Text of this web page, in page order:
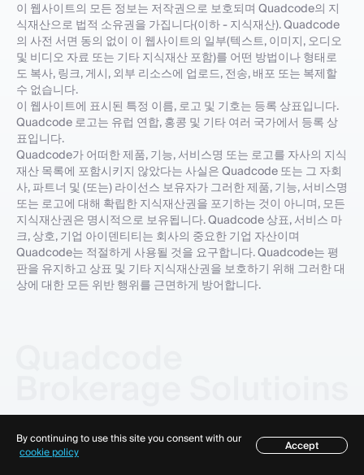
목차
이 웹사이트의 모든 정보는 저작권으로 보호되며 Quadcode의 지
식재산으로 법적 소유권을 가집니다(이하 - 지식재산). Quadcode
의 사전 서면 동의 없이 이 웹사이트의 일부(텍스트, 이미지, 오디오
및 비디오 자료 또는 기타 지식재산 포함)를 어떤 방법이나 형태로
도 복사, 링크, 게시, 외부 리소스에 업로드, 전송, 배포 또는 복제할
수 없습니다.
이 웹사이트에 표시된 특정 이름, 로고 및 기호는 등록 상표입니다.
Quadcode 로고는 유럽 연합, 홍콩 및 기타 여러 국가에서 등록 상
표입니다.
Quadcode가 어떠한 제품, 기능, 서비스명 또는 로고를 자사의 지식
재산 목록에 포함시키지 않았다는 사실은 Quadcode 또는 그 자회
사, 파트너 및 (또는) 라이선스 보유자가 그러한 제품, 기능, 서비스명
또는 로고에 대해 확립한 지식재산권을 포기하는 것이 아니며, 모든
지식재산권은 명시적으로 보유됩니다. Quadcode 상표, 서비스 마
크, 상호, 기업 아이덴티티는 회사의 중요한 기업 자산이며
Quadcode는 적절하게 사용될 것을 요구합니다. Quadcode는 평
판을 유지하고 상표 및 기타 지식재산권을 보호하기 위해 그러한 대
상에 대한 모든 위반 행위를 근면하게 방어합니다.
쿠키 정책
개인정보 처리방침
By continuing to use this site you consent with our
cookie policy
Accept